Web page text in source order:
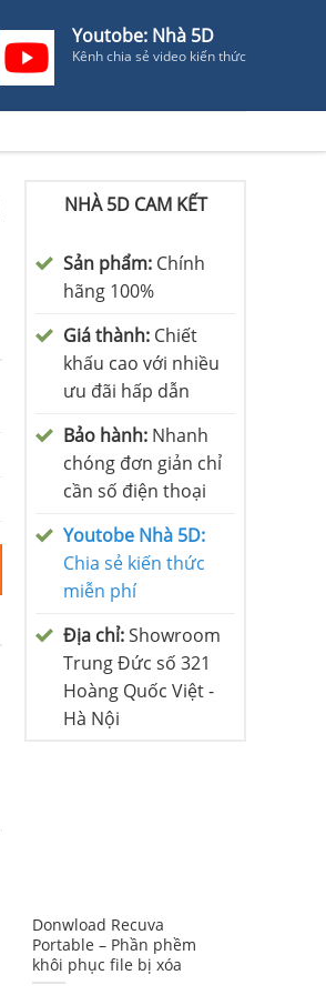
Youtobe: Nhà 5D
Kênh chia sẻ video kiến thức
NHÀ 5D CAM KẾT
Sản phẩm: Chính
hãng 100%
Giá thành: Chiết
khấu cao với nhiều
ưu đãi hấp dẫn
Bảo hành: Nhanh
chóng đơn giản chỉ
cần số điện thoại
Youtobe Nhà 5D:
Chia sẻ kiến thức
miễn phí
Địa chỉ:Showroom
Trung Đức số 321
Hoàng Quốc Việt -
Hà Nội
Donwload Recuva
Portable – Phần phềm
khôi phục file bị xóa